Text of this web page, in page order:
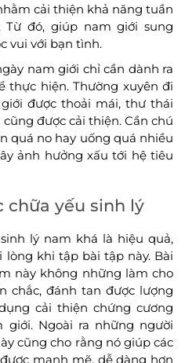
cải thiện khả năng tuần
đó, giúp nam giới sung
vui với bạn tình.
nam giới chỉ cần dành ra
thực hiện. Thường xuyên đi
được thoải mái, thư thái
được cải thiện. Cần chú
quá no hay uống quá nhiều
ảnh hưởng xấu tới hệ tiêu
chữa yếu sinh lý
lý nam khá là hiệu quả,
khi tập bài tập này. Bài
này không những làm cho
chắc, đánh tan được lượng
cải thiện chứng cương
Ngoài ra những người
cũng cho rằng nó giúp các
mạnh mẽ, dễ dàng hơn